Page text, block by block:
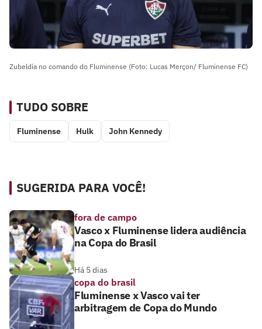
Zubeldía no comando do Fluminense (Foto: Lucas Merçon/ Fluminense FC)
TUDO SOBRE
Fluminense Hulk John Kennedy
SUGERIDA PARA VOCÊ!
fora de campo
Vasco x Fluminense lidera audiência
na Copa do Brasil
Há 5 dias
copa do brasil
Fluminense x Vasco vai ter
arbitragem de Copa do Mundo